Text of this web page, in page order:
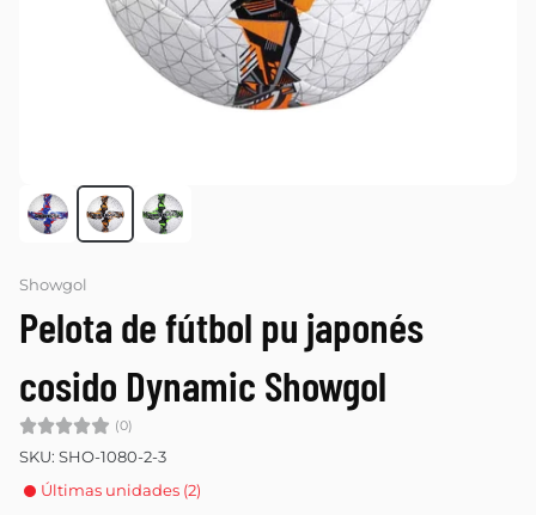
Showgol
Pelota de fútbol pu japonés
cosido Dynamic Showgol
(0)
SKU: SHO-1080-2-3
Últimas unidades (2)